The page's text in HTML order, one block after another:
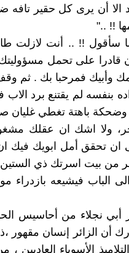
الا أن يرى كل حقير تافه
!! .."
سأقول !! .. أنت لازلت
على تحمل مسؤوليتك
وأبيك فمرحبا بك . ثم وقف
بنفسه لم يقتنع برد
وضحكة باهتة تغطي غليان
ولا اشك ان عقلك
ان تحقق أمل ابويك فيك
من بيت اسرتك ذي الستين
الباب فيشيعه بازدراء
نجلاء من أحاسيس
أن الزائر إنسان مقهور
الأسوياء العاديين